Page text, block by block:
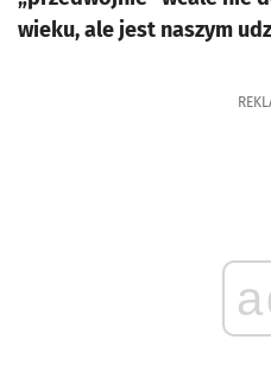
wieku, ale jest naszym